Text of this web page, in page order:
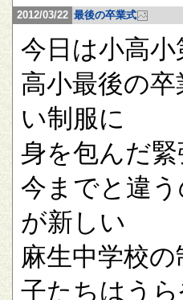
2012/03/22 最後の卒業式
今日は小高
高小最後の
い制服に
身を包んだ
今までと違
が新しい
麻生中学校
子たちはう